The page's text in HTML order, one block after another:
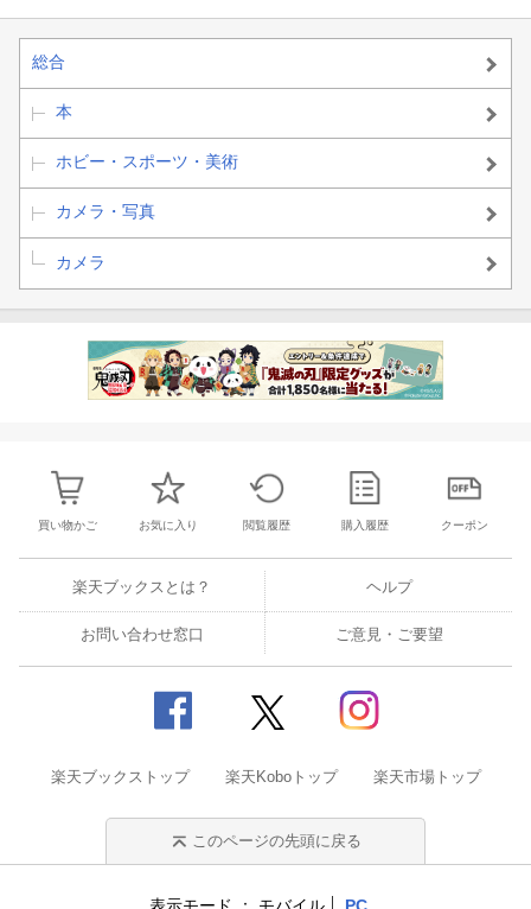
総合
本
ホビー・スポーツ・美術
カメラ・写真
カメラ
買い物かご お気に入り 閲覧履歴 購入履歴 クーポン
楽天ブックスとは？ ヘルプ
お問い合わせ窓口 ご意見・ご要望
楽天ブックストップ 楽天Koboトップ 楽天市場トップ
このページの先頭に戻る